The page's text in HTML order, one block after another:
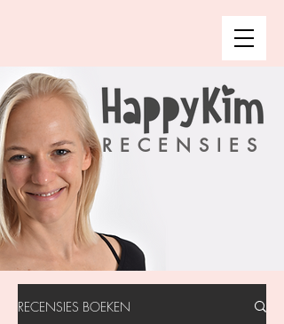
RECENSIES
RECENSIES BOEKEN